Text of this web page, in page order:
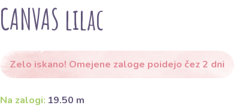
CANVAS lilac
Zelo iskano! Omejene zaloge poidejo čez 2 dni
Na zalogi: 19.50 m